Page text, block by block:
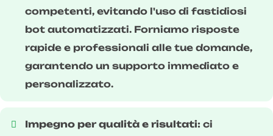
competenti, evitando l'uso di fastidiosi
bot automatizzati. Forniamo risposte
rapide e professionali alle tue domande,
garantendo un supporto immediato e
personalizzato.
Impegno per qualità e risultati: ci